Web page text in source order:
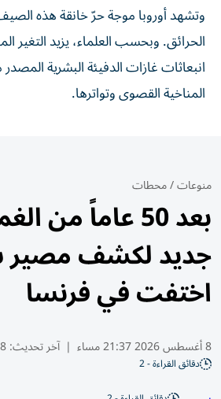
وتشهد أوروبا موجة حرّ خانقة هذه
الحرائق. وبحسب العلماء، يزيد التغير
انبعاثات غازات الدفيئة البشرية
المناخية القصوى وتواترها.
منوعات/محطات
بعد 50 عاماً
جديد لكشف مصير
اختفت في فرنسا
8 أغسطس 2026 21:37 مساء | آخر تحديث:8 أغسطس 22:16 2026
دقائق القراءة - 2